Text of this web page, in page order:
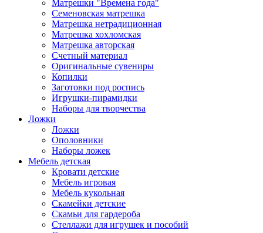
Матрешки "Времена года"
Семеновская матрешка
Матрешка нетрадиционная
Матрешка хохломская
Матрешка авторская
Счетный материал
Оригинальные сувениры
Копилки
Заготовки под роспись
Игрушки-пирамидки
Наборы для творчества
Ложки
Ложки
Ополовники
Наборы ложек
Мебель детская
Кровати детские
Мебель игровая
Мебель кукольная
Скамейки детские
Скамьи для гардероба
Стеллажи для игрушек и пособий